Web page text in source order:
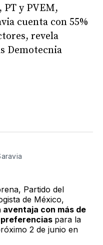
y PVEM,
cuenta con 55%
revela
Demotecnia
Partido del
de México,
con más de
para la
2 de junio en